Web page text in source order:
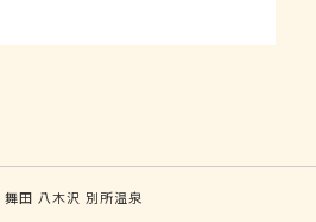
舞田 八木沢 別所温泉